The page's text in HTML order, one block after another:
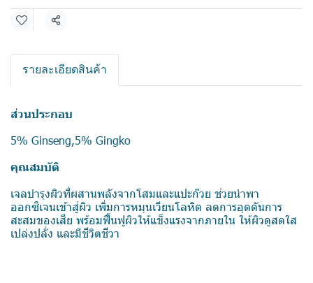
แชร์
รายละเอียดสินค้า
ส่วนประกอบ
5% Ginseng,5% Gingko
คุณสมบัติ
เจลบำรุงผิวที่ผสานพลังจากโสมและแปะก๊วย ช่วยนำพา
ออกซิเจนเข้าสู่ผิว เพิ่มการหมุนเวียนโลหิต ลดการอุดตันการ
สะสมของเสีย พร้อมฟื้นฟูผิวให้แข็งแรงจากภายใน ให้ผิวดูสดใส
เปล่งปลั่ง และมีชีวิตชีวา